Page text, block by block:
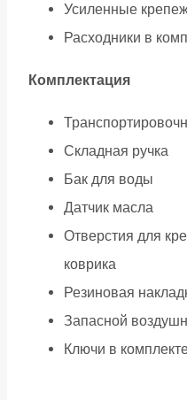
Усиленные
Расходники в
Комплектация
Складная ручка
Бак для воды
Датчик масла
Отверстия для
коврика
Резиновая
Запасной
Ключи в